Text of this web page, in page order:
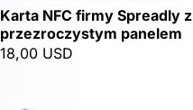
Karta NFC firmy Spreadly z
przezroczystym panelem
18,00 USD